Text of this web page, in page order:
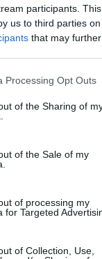
participants.
us to third parties
that may
website/app uses
or usage
to Google and its
specified
Processing Opt Outs
of the Sharing of
of the Sale of my
of processing my
for Targeted
of Collection, Use,
per il 2024.
a partire dal 2025.
per la sicurezza sul
avanti per
ottobre 2024, le
adeguarsi a questo
sul lavoro.